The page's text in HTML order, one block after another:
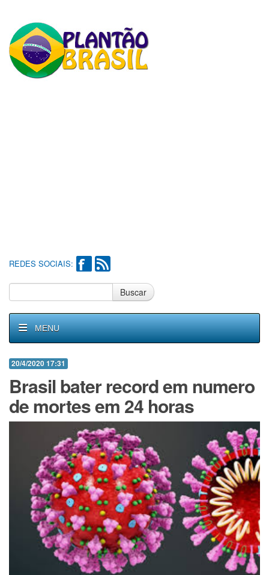
REDES SOCIAIS:
Buscar
MENU
20/4/2020 17:31
Brasil bater record em numero
de mortes em 24 horas